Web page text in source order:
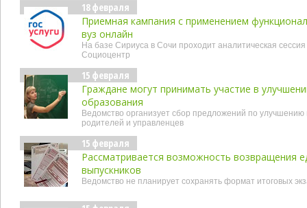
18 февраля
Приемная кампания с применением
вуз онлайн
На базе Сириуса в Сочи проходит аналитическая
Социоцентр
15 февраля
Граждане могут принимать участие в
образования
Ведомство организует сбор предложений по
родителей и управленцев
15 февраля
Рассматривается возможность возвращения
выпускников
Ведомство не планирует сохранять формат итоговых